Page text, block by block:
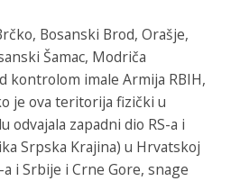
Bosanski Brod, Orašje,
Šamac, Modriča
kontrolom imale Armija RBIH,
je ova teritorija fizički u
odvajala zapadni dio RS-a i
Srpska Krajina) u Hrvatskoj
i Srbije i Crne Gore, snage